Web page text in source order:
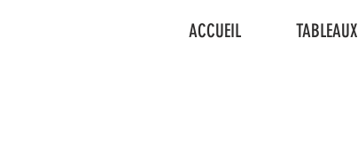
ACCUEIL TABLEAUX